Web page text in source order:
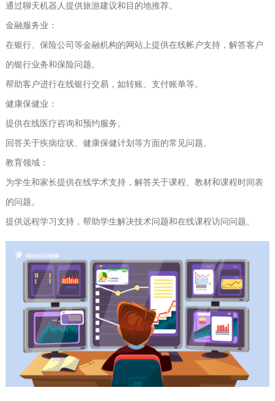
通过聊天机器人提供旅游建议和目的地推荐。
金融服务业：
在银行、保险公司等金融机构的网站上提供在线帐户支持，解答客户
的银行业务和保险问题。
帮助客户进行在线银行交易，如转账、支付账单等。
健康保健业：
提供在线医疗咨询和预约服务。
回答关于疾病症状、健康保健计划等方面的常见问题。
教育领域：
为学生和家长提供在线学术支持，解答关于课程、教材和课程时间表
的问题。
提供远程学习支持，帮助学生解决技术问题和在线课程访问问题。